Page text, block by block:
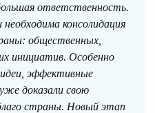
ответственность.
необходима консолидация
общественных,
инициатив. Особенно
эффективные
доказали свою
страны. Новый этап